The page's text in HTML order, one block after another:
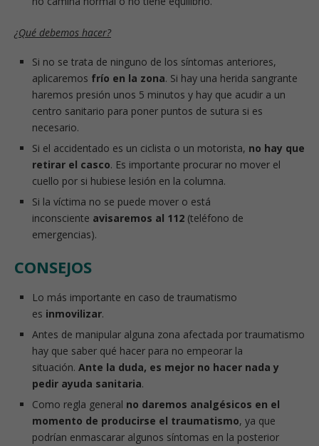
¿Qué debemos hacer?
Si no se trata de ninguno de los síntomas anteriores,
aplicaremos frío en la zona. Si hay una herida sangrante
haremos presión unos 5 minutos y hay que acudir a un
centro sanitario para poner puntos de sutura si es
necesario.
Si el accidentado es un ciclista o un motorista, no hay que
retirar el casco. Es importante procurar no mover el
cuello por si hubiese lesión en la columna.
Si la víctima no se puede mover o está
inconsciente avisaremos al 112 (teléfono de
emergencias).
CONSEJOS
Lo más importante en caso de traumatismo
es inmovilizar.
Antes de manipular alguna zona afectada por traumatismo
hay que saber qué hacer para no empeorar la
situación. Ante la duda, es mejor no hacer nada y
pedir ayuda sanitaria.
Como regla general no daremos analgésicos en el
momento de producirse el traumatismo, ya que
podrían enmascarar algunos síntomas en la posterior